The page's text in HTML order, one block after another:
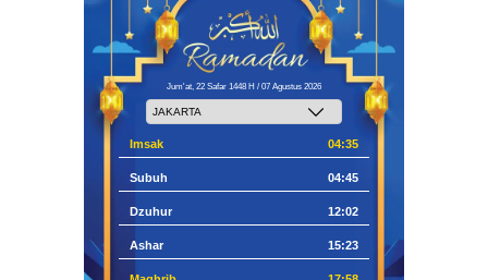
Jum'at, 22 Safar 1448 H / 07 Agustus 2026
Imsak 04:35
Subuh 04:45
Dzuhur 12:02
Ashar 15:23